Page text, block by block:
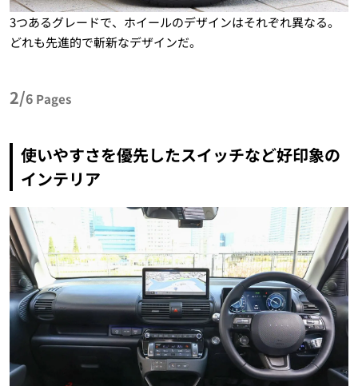
3つあるグレードで、ホイールのデザインはそれぞれ異なる。
どれも先進的で斬新なデザインだ。
2/6 Pages
使いやすさを優先したスイッチなど好印象の
インテリア